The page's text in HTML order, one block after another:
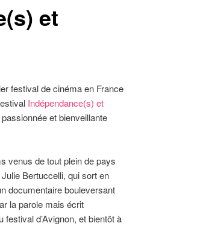
et
festival de cinéma en France
Indépendance(s) et
et bienveillante
venus de tout plein de pays
Bertuccelli, qui sort en
documentaire bouleversant
la parole mais écrit
d’Avignon, et bientôt à